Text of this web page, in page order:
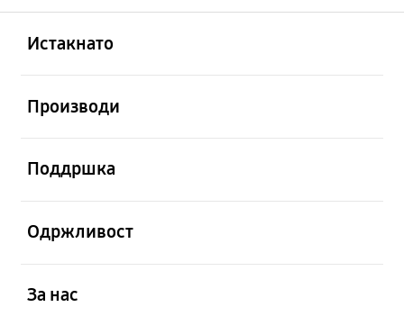
Истакнато
Производи
Поддршка
Одржливост
За нас